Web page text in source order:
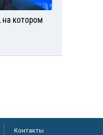
на котором
Контакты